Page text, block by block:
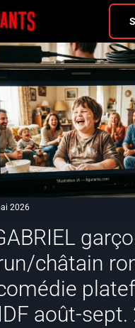
ANNONCER
FAQ
S’inscrire
2026
châtain
août-sept.